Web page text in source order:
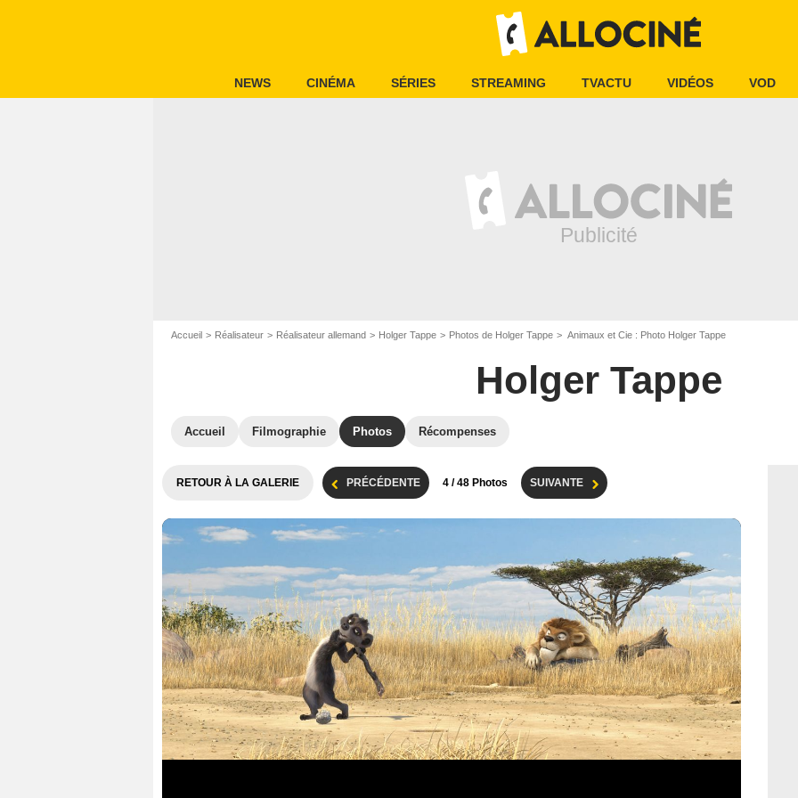
NEWS CINÉMA SÉRIES STREAMING TVACTU VIDÉOS VOD
Accueil Réalisateur Réalisateur allemand Holger Tappe Photos de Holger Tappe Animaux et Cie : Photo Holger Tappe
Holger Tappe
Accueil Filmographie Photos Récompenses
RETOUR À LA GALERIE PRÉCÉDENTE 4 / 48 Photos SUIVANTE